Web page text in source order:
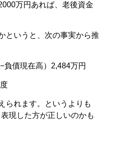
万円あれば、老後資金
というと、次の事実から推
負債現在高）2,484万円
られます。というよりも
現した方が正しいのかも